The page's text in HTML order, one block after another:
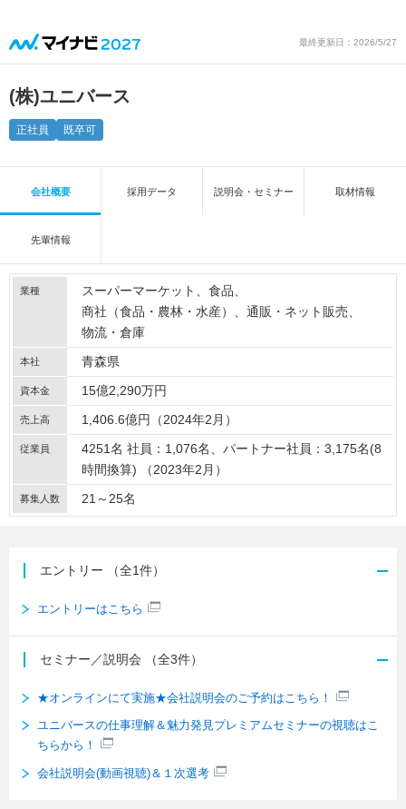
最終更新日：2026/5/27
(株)ユニバース
正社員 既卒可
会社概要 採用データ 説明会・セミナー 取材情報
先輩情報
業種 スーパーマーケット
食品
商社（食品・農林・水産）
通販・ネット販売
物流・倉庫
本社 青森県
資本金 15億2,290万円
売上高 1,406.6億円（2024年2月）
従業員
4251名 社員：1,076名、パートナー社員：3,175名(8
時間換算) （2023年2月）
募集人数 21～25名
エントリー （全1件）
エントリーはこちら
セミナー／説明会 （全3件）
★オンラインにて実施★会社説明会のご予約はこちら！
ユニバースの仕事理解＆魅力発見プレミアムセミナーの視聴はこ
ちらから！
会社説明会(動画視聴)＆１次選考